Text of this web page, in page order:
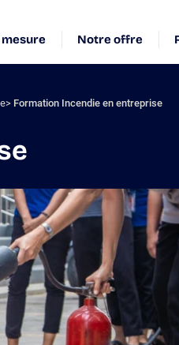
Notre offre
Formation Incendie en entreprise